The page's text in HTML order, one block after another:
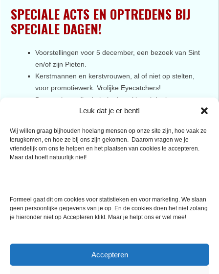
Leuk dat je er bent!
Wij willen graag bijhouden hoelang mensen op onze site zijn, hoe vaak ze
terugkomen, en hoe ze bij ons zijn gekomen. Daarom vragen we je
vriendelijk om ons te helpen en het plaatsen van cookies te accepteren.
Maar dat hoeft natuurlijk niet!
Formeel gaat dit om cookies voor statistieken en voor marketing. We slaan
geen persoonlijke gegevens van je op. En de cookies doen het niet zolang
je hieronder niet op Accepteren klikt. Maar je helpt ons er wel mee!
Accepteren
SPECIALE ACTS EN OPTREDENS BIJ
SPECIALE DAGEN!
Voorstellingen voor 5 december, een bezoek van Sint
en/of zijn Pieten.
Kerstmannen en kerstvrouwen, al of niet op stelten,
voor promotiewerk. Vrolijke Eyecatchers!
De paashaas die de hele dag eitjes uitdeelt aan uw
De acteurs van Talent Alive overleggen vooraf en denken mee
om de dag en het optreden een succes te maken. Resultaat:
van vrolijke glimlach tot bulderende schaterlach.
Tot ziens!